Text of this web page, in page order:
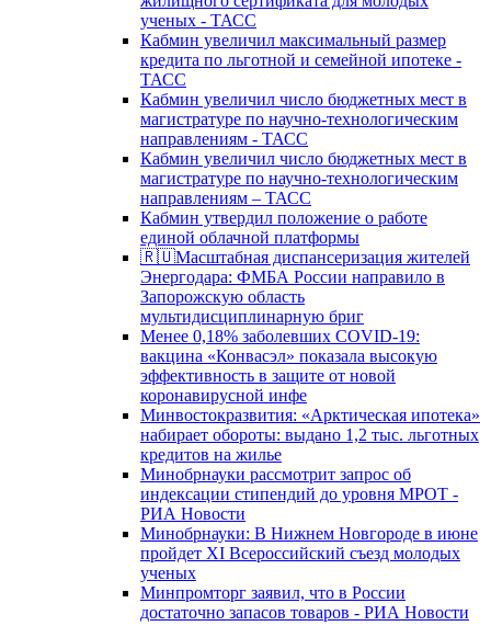
ученых - ТАСС
Кабмин увеличил максимальный размер
кредита по льготной и семейной ипотеке -
ТАСС
Кабмин увеличил число бюджетных мест в
магистратуре по научно-технологическим
направлениям - ТАСС
Кабмин увеличил число бюджетных мест в
магистратуре по научно-технологическим
направлениям – ТАСС
Кабмин утвердил положение о работе
единой облачной платформы
🇷🇺Масштабная диспансеризация жителей
Энергодара: ФМБА России направило в
Запорожскую область
мультидисциплинарную бриг
Менее 0,18% заболевших COVID-19:
вакцина «Конвасэл» показала высокую
эффективность в защите от новой
коронавирусной инфе
Минвостокразвития: «Арктическая ипотека»
набирает обороты: выдано 1,2 тыс. льготных
кредитов на жилье
Минобрнауки рассмотрит запрос об
индексации стипендий до уровня МРОТ -
РИА Новости
Минобрнауки: В Нижнем Новгороде в июне
пройдет XI Всероссийский съезд молодых
ученых
Минпромторг заявил, что в России
достаточно запасов товаров - РИА Новости